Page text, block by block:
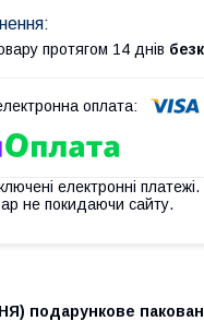
протягом 14 днів
електронні
не покидаючи сайту.
подарункове